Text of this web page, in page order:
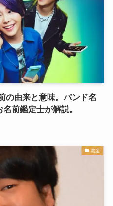
の由来と意味。バンド名
前鑑定士が解説。
鑑定